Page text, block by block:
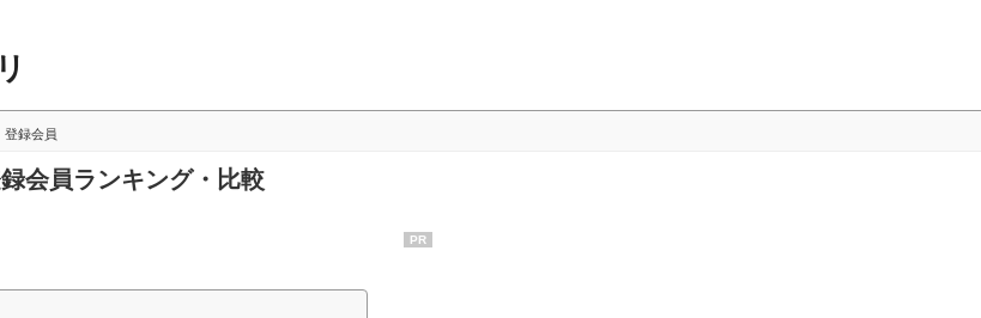
登録会員
会員ランキング・比較
PR